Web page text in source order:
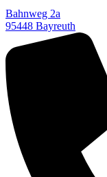
Bahnweg 2a
95448 Bayreuth